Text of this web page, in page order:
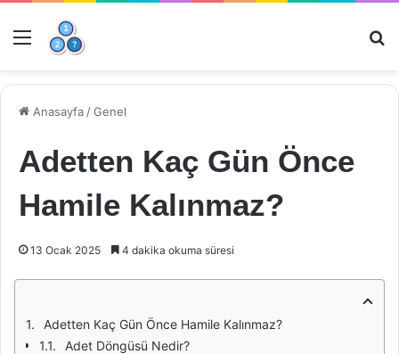
Menü
Anasayfa /Genel
Adetten Kaç Gün Önce
Hamile Kalınmaz?
13 Ocak 2025 4 dakika okuma süresi
Adetten Kaç Gün Önce Hamile Kalınmaz?
Adet Döngüsü Nedir?